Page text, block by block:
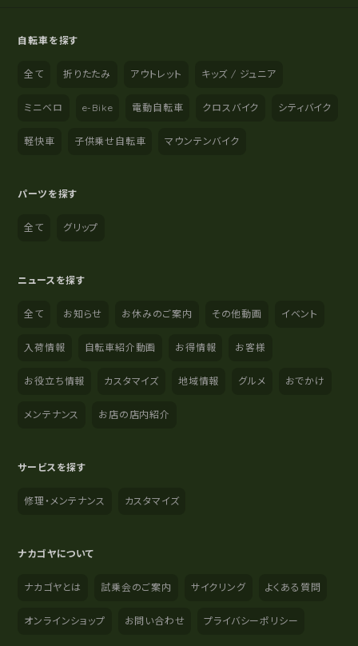
自転車を探す
全て 折りたたみ アウトレット キッズ / ジュニア
ミニベロ e-Bike 電動自転車 クロスバイク シティバイク
軽快車 子供乗せ自転車 マウンテンバイク
パーツを探す
全て グリップ
ニュースを探す
全て お知らせ お休みのご案内 その他動画 イベント
入荷情報 自転車紹介動画 お得情報 お客様
お役立ち情報 カスタマイズ 地域情報 グルメ おでかけ
メンテナンス お店の店内紹介
サービスを探す
修理・メンテナンス カスタマイズ
ナカゴヤについて
ナカゴヤとは 試乗会のご案内 サイクリング よくある質問
オンラインショップ お問い合わせ プライバシーポリシー